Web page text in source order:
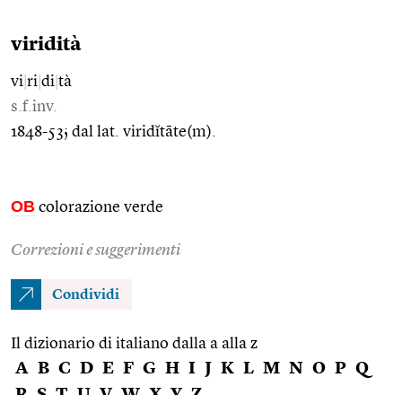
viridità
vi ri di tà
s.f.inv.
1848-53; dal lat. viridĭtāte(m).
OB colorazione verde
Correzioni e suggerimenti
Condividi
Il dizionario di italiano dalla a alla z
A B C D E F G H I J K L M N O P Q